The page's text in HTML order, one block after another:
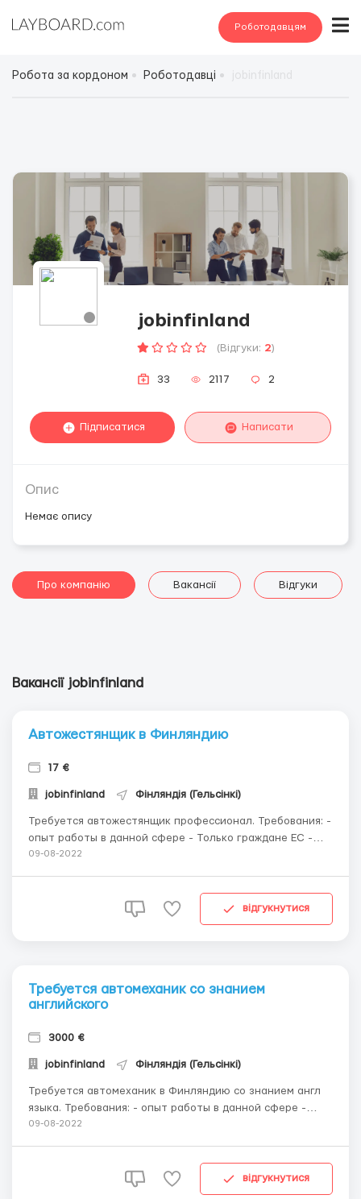
Роботодавцям
Робота за кордоном Роботодавці
jobinfinland
(Відгуки: 2)
33 2117 2
Підписатися Написати
Опис
Немає опису
Про компанію Вакансії Відгуки
Вакансії jobinfinland
Автожестянщик в Финляндию
17 €
jobinfinland Фінляндія (Гельсінкі)
Требуется автожестянщик профессионал. Требования: -
опыт работы в данной сфере - Только граждане ЕС -
готовность приступить к работе - владение англ
09-08-2022
відгукнутися
Требуется автомеханик со знанием
английского
3000 €
jobinfinland Фінляндія (Гельсінкі)
Требуется автомеханик в Финляндию со знанием англ
языка. Требования: - опыт работы в данной сфере -
паспорт ЕС - готовность к быстрому приезду - знание
09-08-2022
відгукнутися